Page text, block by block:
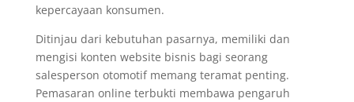
kepercayaan konsumen.
Ditinjau dari kebutuhan pasarnya, memiliki dan
mengisi konten website bisnis bagi seorang
salesperson otomotif memang teramat penting.
Pemasaran online terbukti membawa pengaruh